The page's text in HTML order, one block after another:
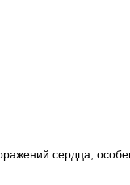
сердца,